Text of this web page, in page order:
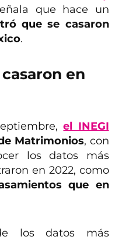
que hace un
que se casaron
.
en
el INEGI
Matrimonios, con
los datos más
en 2022, como
que en
los datos más